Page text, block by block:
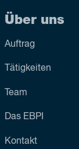
Über uns
Auftrag
Tätigkeiten
Team
Das EBPI
Kontakt